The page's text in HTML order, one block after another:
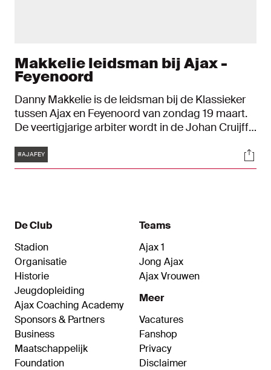
Makkelie leidsman bij Ajax -
Feyenoord
Danny Makkelie is de leidsman bij de Klassieker
tussen Ajax en Feyenoord van zondag 19 maart.
De veertigjarige arbiter wordt in de Johan Cruijff
Steegstra en Jan de Vries. Rob Dieperink is de
VAR vanuit Zeist. De Eredivisie-topper in
Tags
#AJAFEY
De Club
Stadion
Organisatie
Historie
Jeugdopleiding
Ajax Coaching Academy
Sponsors & Partners
Business
Maatschappelijk
Foundation
Teams
Ajax 1
Jong Ajax
Ajax Vrouwen
Meer
Vacatures
Fanshop
Privacy
Disclaimer